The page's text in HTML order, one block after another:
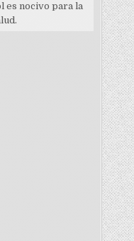
es nocivo para la